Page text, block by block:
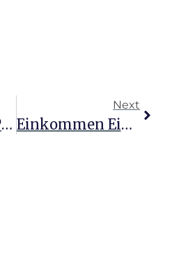
Heilpraktiker Psychotherapie: Wege Zum Finanziellen Erfolg
Next
Einkommen Eines Heilpraktikers Mit Eigener Praxis Entdecken